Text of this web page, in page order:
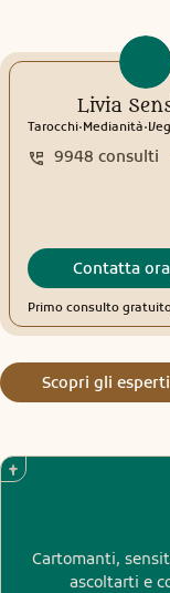
Livia
Tarocchi.Medianità.
9948 consulti
Contatta
Primo consulto
Scopri gli esperti
Cartomanti,
ascoltarti e